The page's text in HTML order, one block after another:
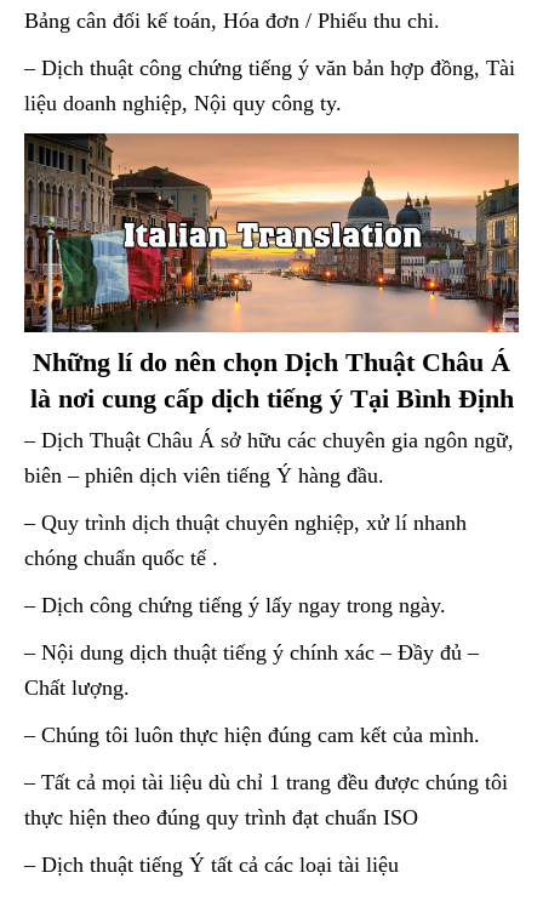
Bảng cân đối kế toán, Hóa đơn / Phiếu thu chi.
– Dịch thuật công chứng tiếng ý văn bản hợp đồng, Tài
liệu doanh nghiệp, Nội quy công ty.
Những lí do nên chọn Dịch Thuật Châu Á
là nơi cung cấp dịch tiếng ý Tại Bình Định
– Dịch Thuật Châu Á sở hữu các chuyên gia ngôn ngữ,
biên – phiên dịch viên tiếng Ý hàng đầu.
– Quy trình dịch thuật chuyên nghiệp, xử lí nhanh
chóng chuẩn quốc tế .
– Dịch công chứng tiếng ý lấy ngay trong ngày.
– Nội dung dịch thuật tiếng ý chính xác – Đầy đủ –
Chất lượng.
– Chúng tôi luôn thực hiện đúng cam kết của mình.
– Tất cả mọi tài liệu dù chỉ 1 trang đều được chúng tôi
thực hiện theo đúng quy trình đạt chuẩn ISO
– Dịch thuật tiếng Ý tất cả các loại tài liệu